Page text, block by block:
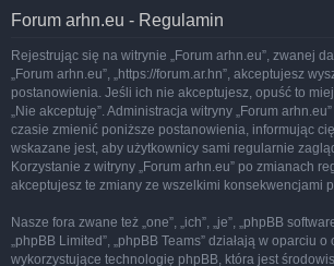
Forum arhn.eu - Regulamin
Rejestrując się na witrynie „Forum arhn.eu”, zwanej
„Forum arhn.eu”, „https://forum.ar.hn”, akceptujesz
postanowienia. Jeśli ich nie akceptujesz, opuść to
„Nie akceptuję”. Administracja witryny „Forum
czasie zmienić poniższe postanowienia, informując
wskazane jest, aby użytkownicy sami regularnie
Korzystanie z witryny „Forum arhn.eu” po zmianach
akceptujesz te zmiany ze wszelkimi konsekwencjami
Nasze fora zwane też „one”, „ich”, „je”, „phpBB
„phpBB Limited”, „phpBB Teams” działają w oparciu
wykorzystujące technologię phpBB, która jest